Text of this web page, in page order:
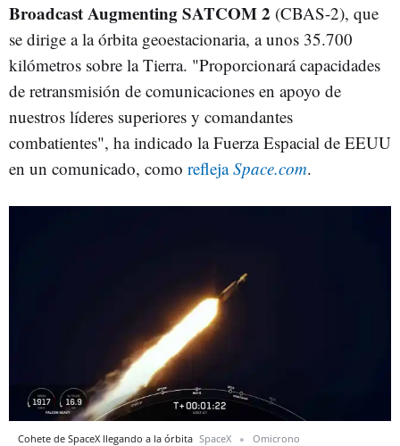
Broadcast Augmenting SATCOM 2 (CBAS-2), que
se dirige a la órbita geoestacionaria, a unos 35.700
kilómetros sobre la Tierra. "Proporcionará capacidades
de retransmisión de comunicaciones en apoyo de
nuestros líderes superiores y comandantes
combatientes", ha indicado la Fuerza Espacial de EEUU
en un comunicado, como reflejaSpace.com.
Cohete de SpaceX llegando a la órbita SpaceX Omicrono